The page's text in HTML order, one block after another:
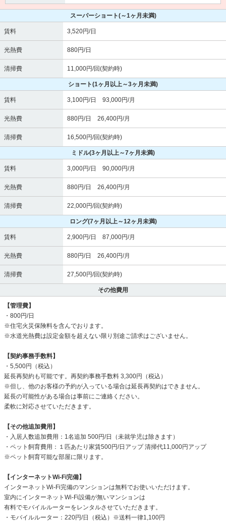
スーパーショート(～1ヶ月未満)
賃料 3,520円/日
光熱費 880円/日
清掃費 11,000円/回(契約時)
ショート(1ヶ月以上～3ヶ月未満)
賃料 3,100円/日 93,000円/月
光熱費 880円/日 26,400円/月
清掃費 16,500円/回(契約時)
ミドル(3ヶ月以上～7ヶ月未満)
賃料 3,000円/日 90,000円/月
光熱費 880円/日 26,400円/月
清掃費 22,000円/回(契約時)
ロング(7ヶ月以上～12ヶ月未満)
賃料 2,900円/日 87,000円/月
光熱費 880円/日 26,400円/月
清掃費 27,500円/回(契約時)
その他費用
【管理費】
・800円/日
※住宅火災保険料を含んでおります。
※水道光熱費は設定金額を超えない限り別途ご請求はございません。
【契約事務手数料】
・5,500円（税込）
延長再契約も可能です。再契約事務手数料 3,300円（税込）
※但し、他のお客様の予約が入っている場合は延長再契約はできません。
延長の可能性がある場合は事前にご連絡ください。
柔軟に対応させていただきます。
【その他追加費用】
・入居人数追加費用：1名追加 500円/日（未就学児は除きます）
・ペット飼育費用：１匹あたり家賃500円/日アップ 清掃代11,000円アップ
※ペット飼育可能な部屋に限ります。
【インターネットWi-Fi完備】
インターネットWi-Fi完備のマンションは無料でお使いいただけます。
室内にインターネットWi-Fi設備が無いマンションは
有料でモバイルルーターをレンタルさせていただきます。
・モバイルルーター：220円/日（税込）※送料一律1,100円